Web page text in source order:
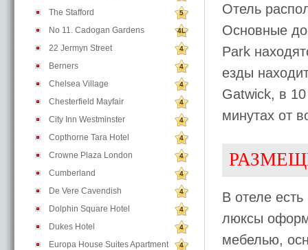
The Stafford 5
No 11. Cadogan Gardens 4L
22 Jermyn Street 4
Berners 4
Chelsea Village 4
Chesterfield Mayfair 4
City Inn Westminster 4
Copthorne Tara Hotel 4
Crowne Plaza London 4
Cumberland 4
De Vere Cavendish 4
Dolphin Square Hotel 4
Dukes Hotel 4
Europa House Suites Apartment 4
Отель
Основные
Park
езды
Gatwick, в
минутах от
В отеле
люксы
мебелью,